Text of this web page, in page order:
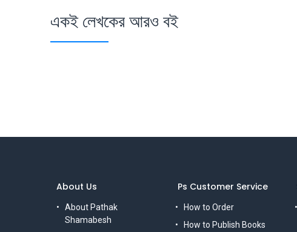
একই লেখকের আরও বই
Ps Customer Service
How to Order
How to Publish Books
About Us
About Pathak
Shamabesh